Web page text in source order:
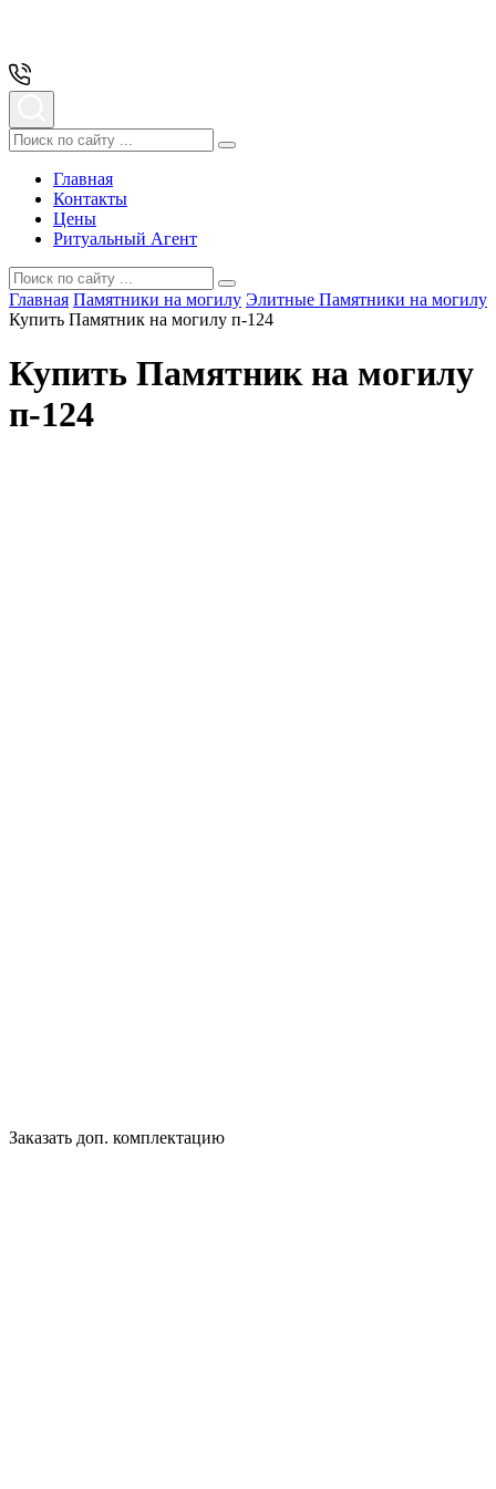
Главная
Контакты
Цены
Ритуальный Агент
Главная Памятники на могилу Элитные Памятники на могилу
Купить Памятник на могилу п-124
Купить Памятник на могилу
п-124
Заказать доп. комплектацию